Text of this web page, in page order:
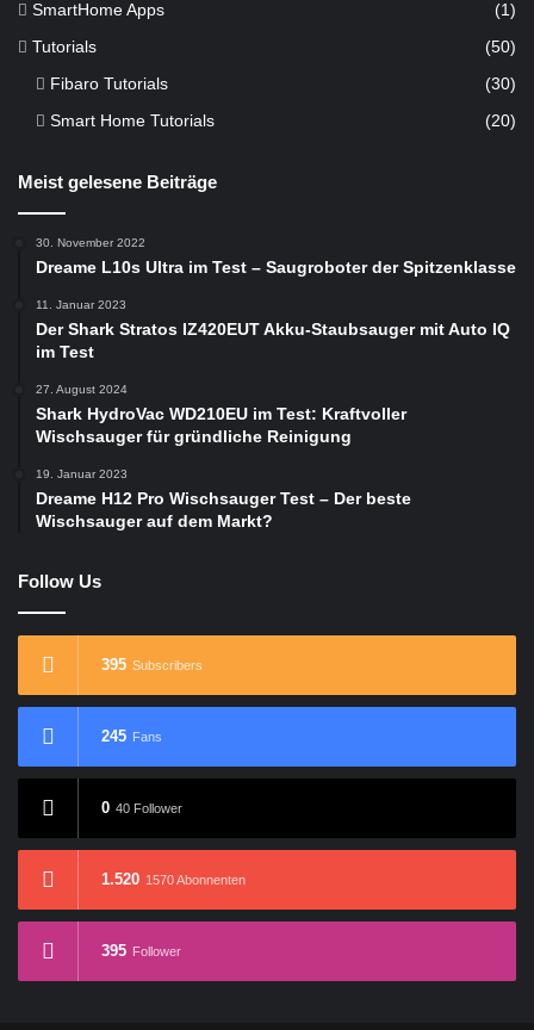
SmartHome Apps (1)
Tutorials (50)
Fibaro Tutorials
(30)
Smart Home Tutorials
(20)
Meist gelesene Beiträge
30. November 2022
Dreame L10s Ultra im Test – Saugroboter der Spitzenklasse
11. Januar 2023
Der Shark Stratos IZ420EUT Akku-Staubsauger mit Auto IQ
im Test
27. August 2024
Shark HydroVac WD210EU im Test: Kraftvoller
Wischsauger für gründliche Reinigung
19. Januar 2023
Dreame H12 Pro Wischsauger Test – Der beste
Wischsauger auf dem Markt?
Follow Us
395 Subscribers
245 Fans
0 40 Follower
1.520 1570 Abonnenten
395 Follower